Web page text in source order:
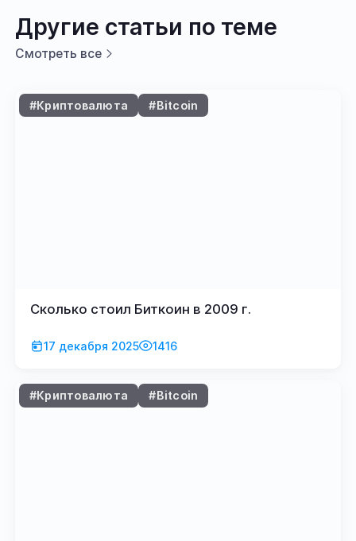
Другие статьи по теме
Смотреть все
#Криптовалюта #Bitcoin
17 декабря 2025 1416
Сколько стоил Биткоин в 2009 г.
#Криптовалюта #Bitcoin